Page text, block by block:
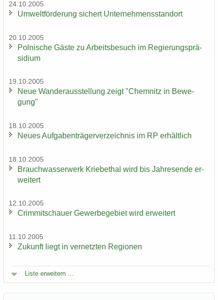
24.10.2005
Um­welt­för­de­rung si­chert Un­ter­neh­mens­stand­ort
20.10.2005
Pol­ni­sche Gäste zu Ar­beits­be­such im Re­gie­rungs­prä­
si­di­um
19.10.2005
Neue Wan­der­aus­stel­lung zeigt "Chem­nitz in Be­we­
gung"
18.10.2005
Neues Auf­ga­ben­trä­ger­ver­zeich­nis im RP er­hält­lich
18.10.2005
Brauch­was­ser­werk Krie­be­thal wird bis Jah­res­en­de er­
wei­tert
12.10.2005
Crim­mit­schau­er Ge­wer­be­ge­biet wird er­wei­tert
11.10.2005
Zu­kunft liegt in ver­netz­ten Re­gio­nen
Liste er­wei­tern ...